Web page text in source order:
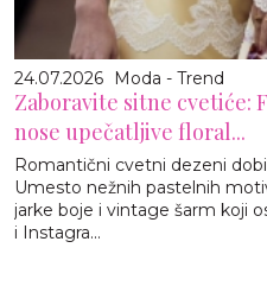
24.07.2026 Moda - Trend
Zaboravite sitne cvetiće:
nose upečatljive floral...
Romantični cvetni dezeni
Umesto nežnih pastelnih
jarke boje i vintage šarm koji
i Instagra...